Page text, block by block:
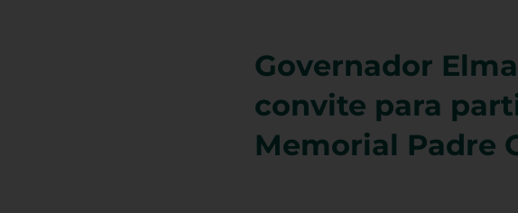
Governador
convite para
Memorial Padre